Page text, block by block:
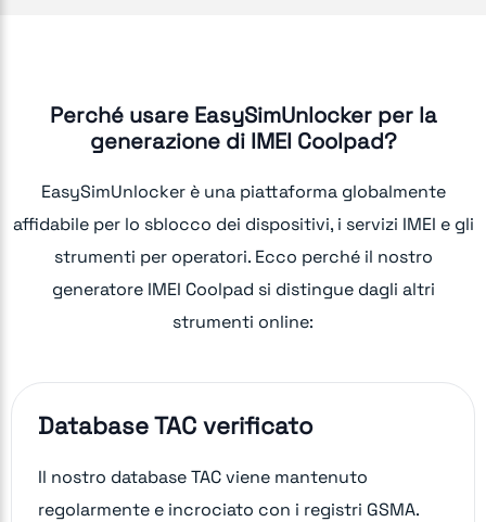
Perché usare EasySimUnlocker per la
generazione di IMEI Coolpad?
EasySimUnlocker è una piattaforma globalmente
affidabile per lo sblocco dei dispositivi, i servizi IMEI e gli
strumenti per operatori. Ecco perché il nostro
generatore IMEI Coolpad si distingue dagli altri
strumenti online:
Database TAC verificato
Il nostro database TAC viene mantenuto
regolarmente e incrociato con i registri GSMA.